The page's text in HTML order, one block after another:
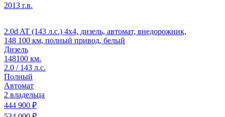
2013 г.в.
2.0d AT (143 л.с.) 4x4, дизель, автомат, внедорожник,
148 100 км, полный привод, белый
Дизель
148100 км.
2.0 / 143 л.с.
Полный
Автомат
2 владельца
444 900 ₽